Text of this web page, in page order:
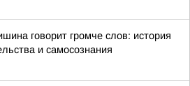
говорит громче слов: история
и самосознания